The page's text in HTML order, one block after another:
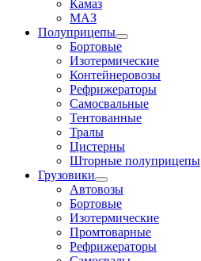
Камаз
МАЗ
Полуприцепы
Бортовые
Изотермические
Контейнеровозы
Рефрижераторы
Самосвальные
Тентованные
Тралы
Цистерны
Шторные полуприцепы
Грузовики
Автовозы
Бортовые
Изотермические
Промтоварные
Рефрижераторы